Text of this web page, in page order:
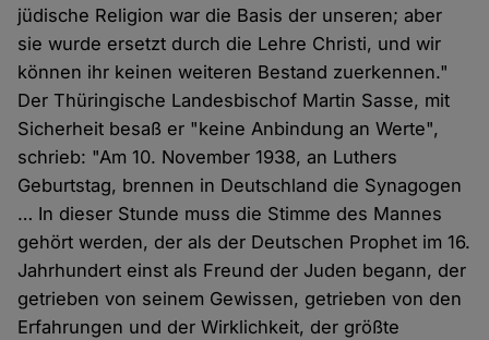
jüdische Religion war die Basis der unseren; aber
sie wurde ersetzt durch die Lehre Christi, und wir
können ihr keinen weiteren Bestand zuerkennen."
Der Thüringische Landesbischof Martin Sasse, mit
Sicherheit besaß er "keine Anbindung an Werte",
schrieb: "Am 10. November 1938, an Luthers
Geburtstag, brennen in Deutschland die Synagogen
… In dieser Stunde muss die Stimme des Mannes
gehört werden, der als der Deutschen Prophet im 16.
Jahrhundert einst als Freund der Juden begann, der
getrieben von seinem Gewissen, getrieben von den
Erfahrungen und der Wirklichkeit, der größte